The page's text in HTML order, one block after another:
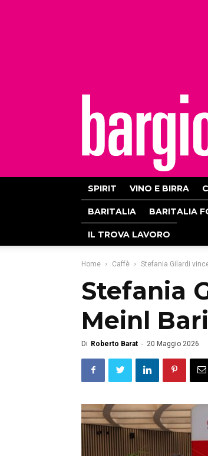
SPIRIT VINO E BIRRA
BARITALIA BARITALIA
IL TROVA LAVORO
Home Caffè Stefania Gilardi
Stefania
Meinl
Di Roberto Barat - 20 Maggio 2026